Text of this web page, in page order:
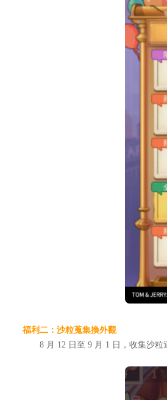
福利二：沙粒蒐集換外觀
8 月 12 日至 9 月 1 日，收集沙粒